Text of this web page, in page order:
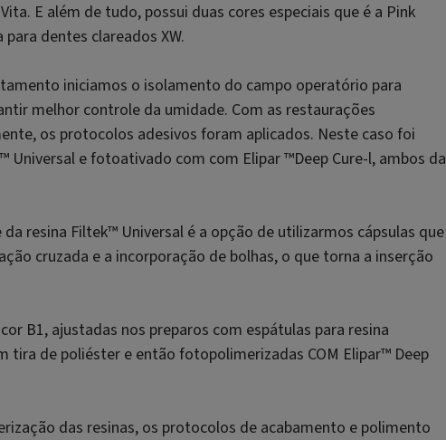
E além de tudo, possui duas cores especiais que é a Pink
para dentes clareados XW.
iniciamos o isolamento do campo operatório para
melhor controle da umidade. Com as restaurações
os protocolos adesivos foram aplicados. Neste caso foi
Universal e fotoativado com com Elipar™Deep Cure-l, ambos da
resina Filtek™ Universal é a opção de utilizarmos cápsulas que
cruzada e a incorporação de bolhas, o que torna a inserção
B1, ajustadas nos preparos com espátulas para resina
tira de poliéster e então fotopolimerizadas COM Elipar™ Deep
das resinas, os protocolos de acabamento e polimento